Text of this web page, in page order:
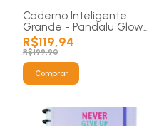
Caderno Inteligente
Grande - Pandalu Glow
By Luluca
R$119,94
R$199,90
Comprar